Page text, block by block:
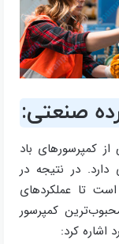
صنعتی:
کمپرسورهای باد
در نتیجه در
است تا عملکردهای
کمپرسور